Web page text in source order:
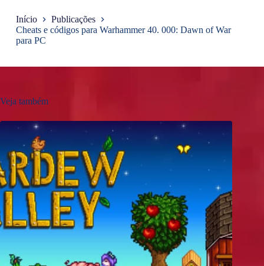
Início
Publicações
Cheats e códigos para Warhammer 40. 000: Dawn of War
para PC
Veja também